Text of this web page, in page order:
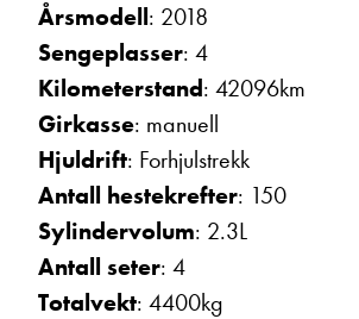
Årsmodell: 2018
Sengeplasser: 4
Kilometerstand: 42096km
Girkasse: manuell
Hjuldrift: Forhjulstrekk
Antall hestekrefter: 150
Sylindervolum: 2.3L
Antall seter: 4
Totalvekt: 4400kg